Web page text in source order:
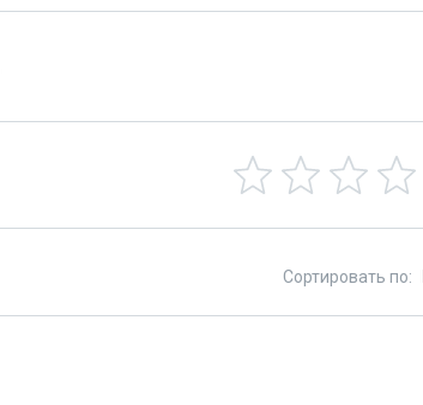
Сортировать по: